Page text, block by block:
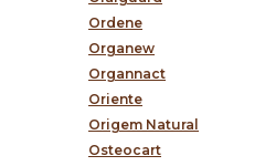
Ordene
Organew
Organnact
Oriente
Origem Natural
Osteocart